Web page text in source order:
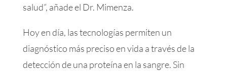
salud”, añade el Dr. Mimenza.
Hoy en día, las tecnologías permiten un
diagnóstico más preciso en vida a través de la
detección de una proteína en la sangre. Sin